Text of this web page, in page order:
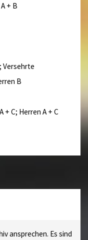
+ B
Versehrte
B
+ C; Herren A + C
ansprechen. Es sind